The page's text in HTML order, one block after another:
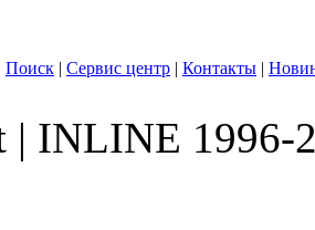
Поиск | Сервис центр | Контакты |
| INLINE 1996-